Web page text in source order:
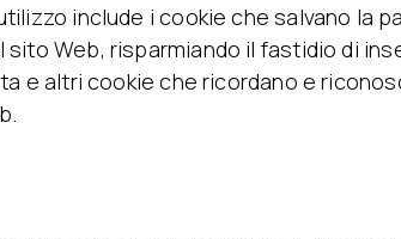
include i cookie che salvano la
Web, risparmiando il fastidio di
e altri cookie che ricordano e